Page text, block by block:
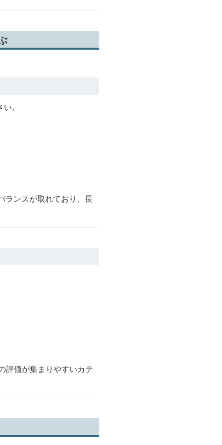
。
ランスが取れており、長
評価が集まりやすいカテ